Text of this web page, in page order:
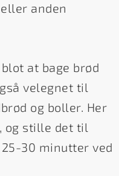
anden
at bage brød
velegnet til
og boller. Her
og stille det til
30 minutter ved